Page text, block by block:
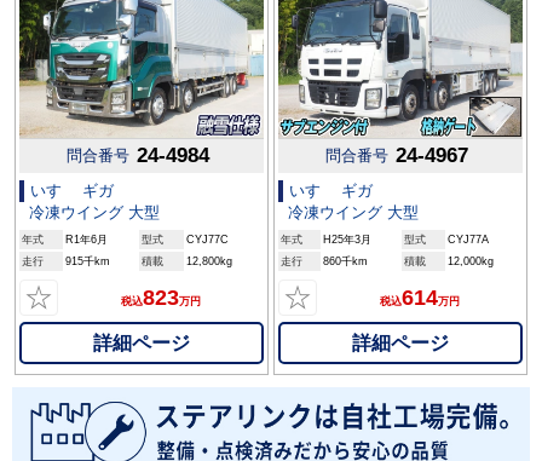
問合番号 24-4984
いすゞ ギガ
冷凍ウイング 大型
年式 R1年6月 型式
CYJ77C
走行
915千km 積載 12,800kg
☆ 税込823万円
詳細ページ
問合番号 24-4967
いすゞ ギガ
冷凍ウイング 大型
年式 H25年3月 型式
CYJ77A
走行
860千km 積載 12,000kg
☆ 税込614万円
詳細ページ